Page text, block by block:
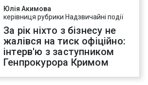
Юлія Акимова
керівниця рубрики Надзвичайні події
За рік ніхто з бізнесу не
жалівся на тиск офіційно:
інтерв'ю з заступником
Генпрокурора Кримом